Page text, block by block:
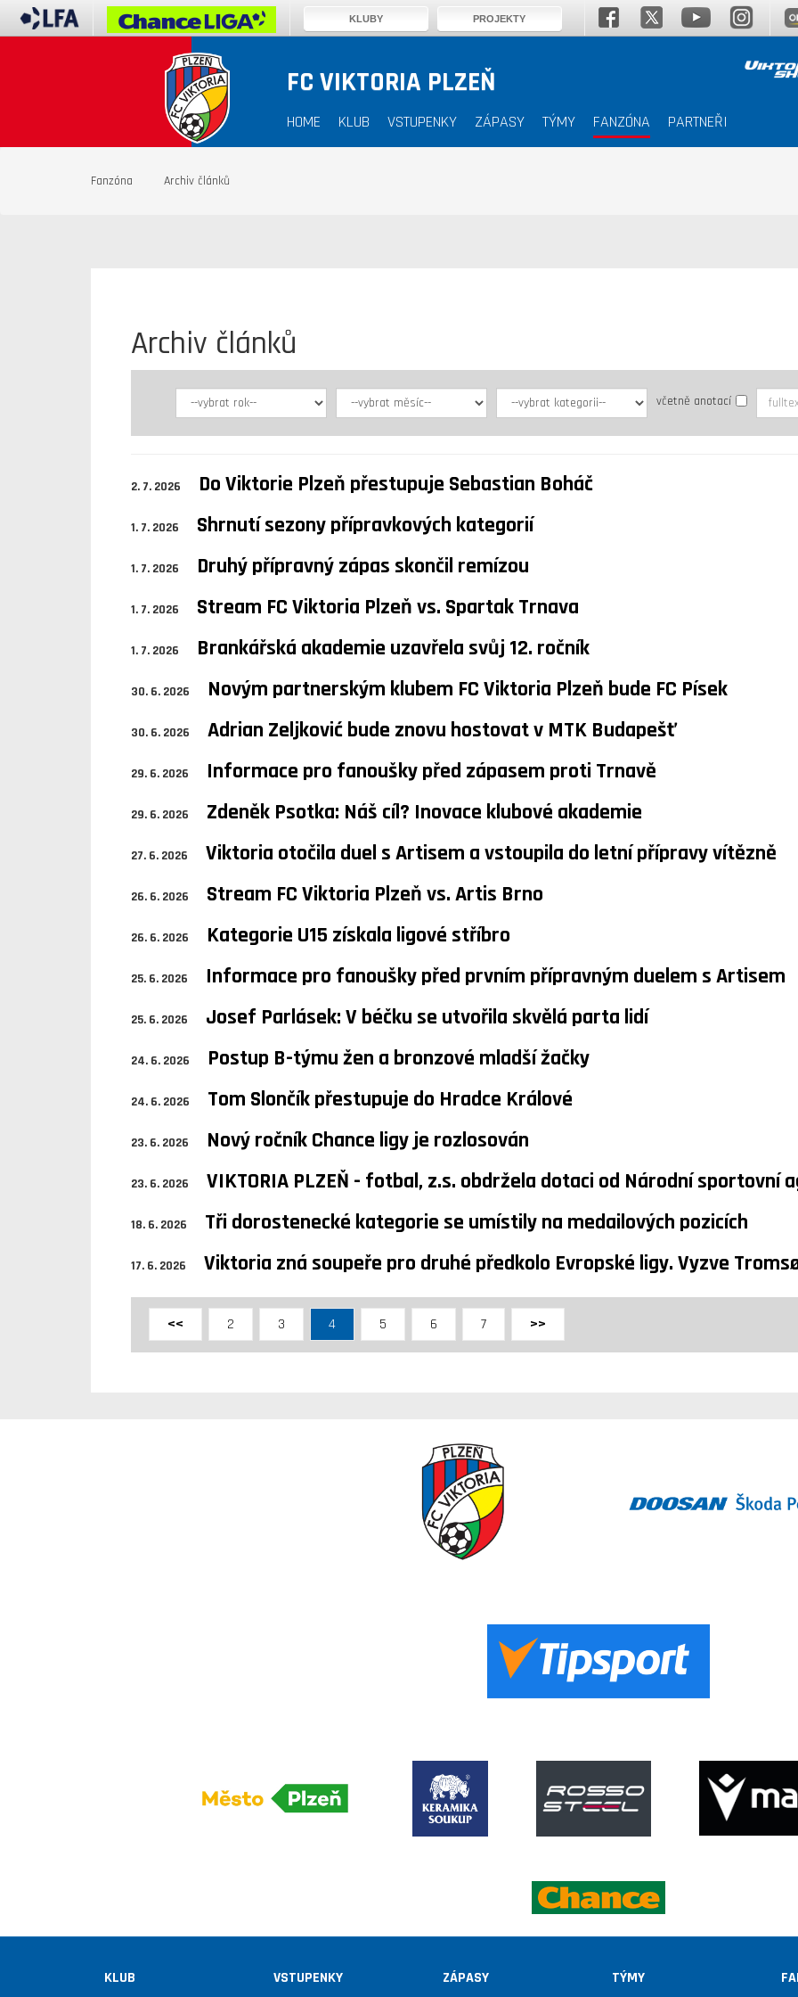
FC VIKTORIA PLZEŇ
HOME KLUB VSTUPENKY ZÁPASY TÝMY FANZÓNA PARTNEŘI
Fanzóna Archiv článků
Archiv článků
včetně anotací
2. 7. 2026 Do Viktorie Plzeň přestupuje Sebastian Boháč
1. 7. 2026 Shrnutí sezony přípravkových kategorií
1. 7. 2026 Druhý přípravný zápas skončil remízou
1. 7. 2026 Stream FC Viktoria Plzeň vs. Spartak Trnava
1. 7. 2026 Brankářská akademie uzavřela svůj 12. ročník
30. 6. 2026 Novým partnerským klubem FC Viktoria Plzeň bude FC Písek
30. 6. 2026 Adrian Zeljković bude znovu hostovat v MTK Budapešť
29. 6. 2026 Informace pro fanoušky před zápasem proti Trnavě
29. 6. 2026 Zdeněk Psotka: Náš cíl? Inovace klubové akademie
27. 6. 2026 Viktoria otočila duel s Artisem a vstoupila do letní přípravy vítězně
26. 6. 2026 Stream FC Viktoria Plzeň vs. Artis Brno
26. 6. 2026 Kategorie U15 získala ligové stříbro
25. 6. 2026 Informace pro fanoušky před prvním přípravným duelem s Artisem
25. 6. 2026 Josef Parlásek: V béčku se utvořila skvělá parta lidí
24. 6. 2026 Postup B-týmu žen a bronzové mladší žačky
24. 6. 2026 Tom Slončík přestupuje do Hradce Králové
23. 6. 2026 Nový ročník Chance ligy je rozlosován
23. 6. 2026 VIKTORIA PLZEŇ - fotbal, z.s. obdržela dotaci od Národní sportovní
18. 6. 2026 Tři dorostenecké kategorie se umístily na medailových pozicích
17. 6. 2026 Viktoria zná soupeře pro druhé předkolo Evropské ligy. Vyzve
<< 2 3 4 5 6 7 >>
KLUB VSTUPENKY ZÁPASY TÝMY
KLUBY PROJEKTY